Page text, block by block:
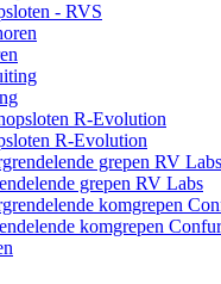
- RVS
R-Evolution
grepen RV Labs
komgrepen